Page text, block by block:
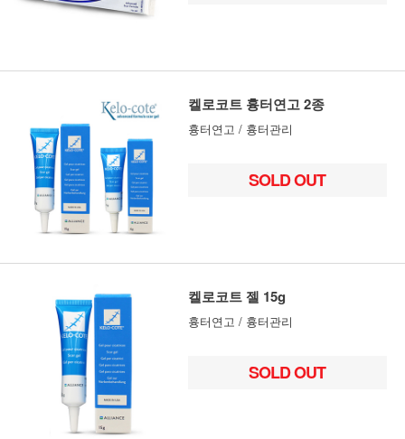
켈로코트 흉터연고 2종
흉터연고 / 흉터관리
SOLD OUT
켈로코트 젤 15g
흉터연고 / 흉터관리
SOLD OUT